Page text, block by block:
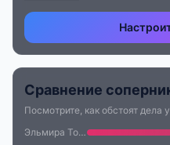
Сравнение
Посмотрите, как обстоят дела
Эльмира Толегенова